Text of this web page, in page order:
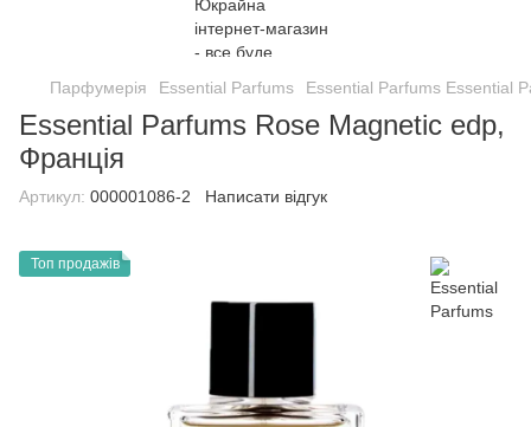
Парфумерія Essential Parfums Essential Parfums Essential
Essential Parfums Rose Magnetic edp,
Франція
Артикул: 000001086-2 Написати відгук
Топ продажів